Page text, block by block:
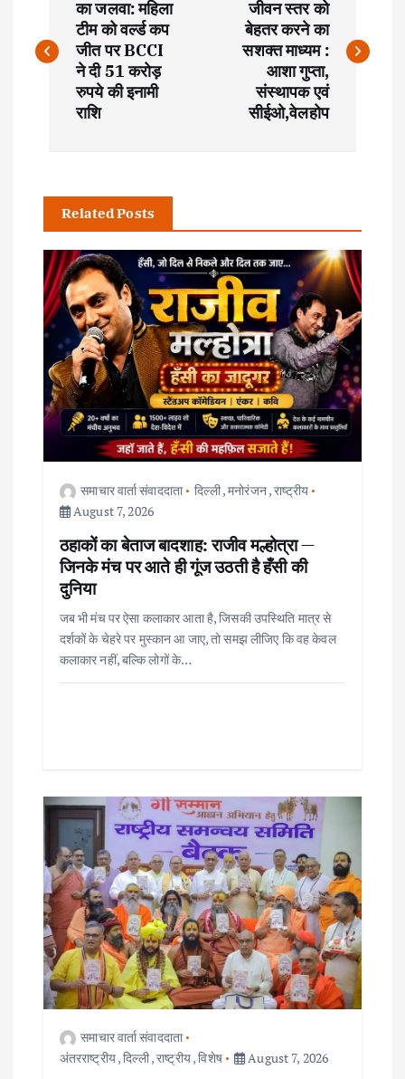
s
a
v
g
a
t
का जलवा: महिला
टीम को वर्ल्ड कप
जीत पर BCCI
ने दी 51 करोड़
रुपये की इनामी
राशि
जीवन स्तर को
बेहतर करने का
सशक्त माध्यम :
आशा गुप्ता,
संस्थापक एवं
सीईओ,वेलहोप
Related Posts
समाचार वार्ता संवाददाता दिल्ली,मनोरंजन,राष्ट्रीय
August 7, 2026
ठहाकों का बेताज बादशाह: राजीव मल्होत्रा —
जिनके मंच पर आते ही गूंज उठती है हँसी की
दुनिया
जब भी मंच पर ऐसा कलाकार आता है, जिसकी उपस्थिति मात्र से
दर्शकों के चेहरे पर मुस्कान आ जाए, तो समझ लीजिए कि वह केवल
कलाकार नहीं, बल्कि लोगों के…
समाचार वार्ता संवाददाता
अंतरराष्ट्रीय,दिल्ली,राष्ट्रीय,विशेष August 7, 2026